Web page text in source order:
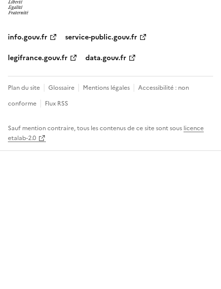
info.gouv.fr
service-public.gouv.fr
legifrance.gouv.fr
data.gouv.fr
Plan du site Glossaire Mentions légales
Accessibilité : non
conforme
Flux RSS
Sauf mention contraire, tous les contenus de ce site sont sous licence
etalab-2.0